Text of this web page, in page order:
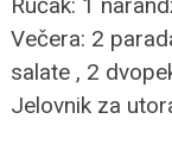
Večera: 2
salate , 2
Jelovnik za